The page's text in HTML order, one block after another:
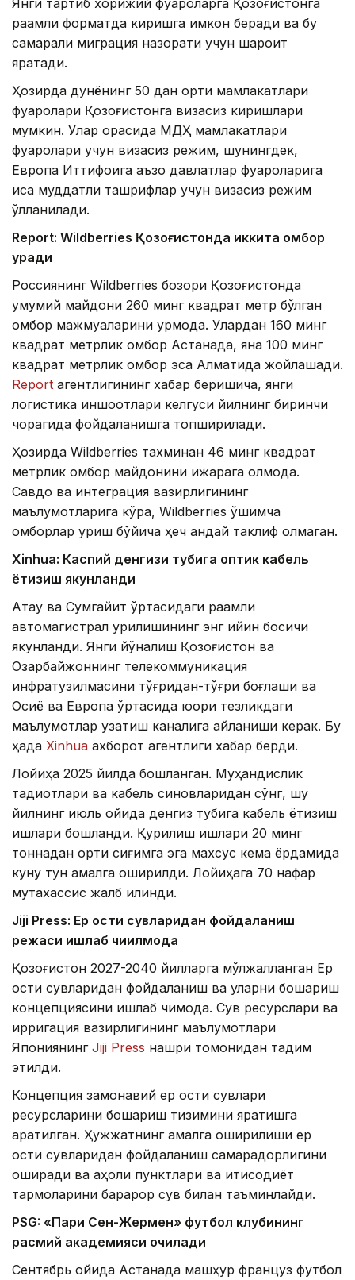
рақамли форматда киришга имкон беради ва бу
самарали миграция назорати учун шароит
яратади.
Ҳозирда дунёнинг 50 дан ортиқ мамлакатлари
фуқаролари Қозоғистонга визасиз киришлари
мумкин. Улар орасида МДҲ мамлакатлари
фуқаролари учун визасиз режим, шунингдек,
Европа Иттифоқига аъзо давлатлар фуқароларига
қисқа муддатли ташрифлар учун визасиз режим
қўлланилади.
Report: Wildberries Қозоғистонда иккита омбор
қуради
Россиянинг Wildberries бозори Қозоғистонда
умумий майдони 260 минг квадрат метр бўлган
омбор мажмуаларини қурмоқда. Улардан 160 минг
квадрат метрлик омбор Астанада, яна 100 минг
квадрат метрлик омбор эса Алматида жойлашади.
Report агентлигининг хабар беришича, янги
логистика иншоотлари келгуси йилнинг биринчи
чорагида фойдаланишга топширилади.
Ҳозирда Wildberries тахминан 46 минг квадрат
метрлик омбор майдонини ижарага олмоқда.
Савдо ва интеграция вазирлигининг
маълумотларига кўра, Wildberries қўшимча
омборлар қуриш бўйича ҳеч қандай таклиф олмаган.
Xinhuа: Каспий денгизи тубига оптик кабель
ётқизиш якунланди
Ақтау ва Сумгайит ўртасидаги рақамли
автомагистрал қурилишининг энг қийин босқичи
якунланди. Янги йўналиш Қозоғистон ва
Озарбайжоннинг телекоммуникация
инфратузилмасини тўғридан-тўғри боғлаши ва
Осиё ва Европа ўртасида юқори тезликдаги
маълумотлар узатиш каналига айланиши керак. Бу
ҳақда Xinhua ахборот агентлиги хабар берди.
Лойиҳа 2025 йилда бошланган. Муҳандислик
тадқиқотлари ва кабель синовларидан сўнг, шу
йилнинг июль ойида денгиз тубига кабель ётқизиш
ишлари бошланди. Қурилиш ишлари 20 минг
тоннадан ортиқ сиғимга эга махсус кема ёрдамида
куну тун амалга оширилди. Лойиҳага 70 нафар
мутахассис жалб қилинди.
Jiji Press: Ер ости сувларидан фойдаланиш
режаси ишлаб чиқилмоқда
Қозоғистон 2027-2040 йилларга мўлжалланган Ер
ости сувларидан фойдаланиш ва уларни бошқариш
концепциясини ишлаб чиқмоқда. Сув ресурслари ва
ирригация вазирлигининг маълумотлари
Япониянинг Jiji Press нашри томонидан тақдим
этилди.
Концепция замонавий ер ости сувлари
ресурсларини бошқариш тизимини яратишга
қаратилган. Ҳужжатнинг амалга оширилиши ер
ости сувларидан фойдаланиш самарадорлигини
оширади ва аҳоли пунктлари ва иқтисодиёт
тармоқларини барқарор сув билан таъминлайди.
PSG: «Пари Сен-Жермен» футбол клубининг
расмий академияси очилади
Сентябрь ойида Астанада машҳур француз футбол